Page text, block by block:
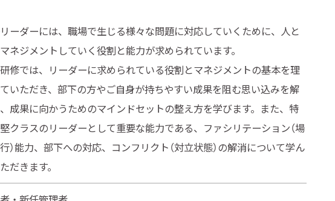
ーダーには、職場で生じる様々な問題に対応していくために、人と
ネジメントしていく役割と能力が求められています。
修では、リーダーに求められている役割とマネジメントの基本を理
いただき、部下の方やご自身が持ちやすい成果を阻む思い込みを解
成果に向かうためのマインドセットの整え方を学びます。また、特
クラスのリーダーとして重要な能力である、ファシリテーション（場
）能力、部下への対応、コンフリクト（対立状態）の解消について学ん
だきます。